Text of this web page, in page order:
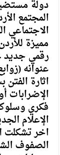
دولة
المجتمع
الاجتماعي
مميزة
رقمي جديد
عنوانه
اثارة
الإضرابات
فكري
الإعلام
اخر تشكلت
الصفوف